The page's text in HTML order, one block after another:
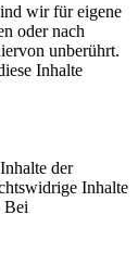
wir für eigene
oder nach
unberührt.
Inhalte
der
Inhalte
Bei